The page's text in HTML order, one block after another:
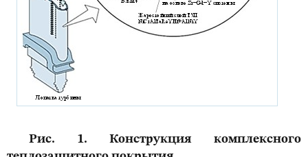
Рис. 1. Конструкция комплексного